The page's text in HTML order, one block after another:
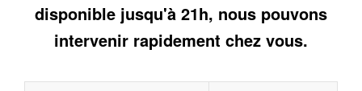
disponible jusqu'à 21h, nous pouvons
intervenir rapidement chez vous.